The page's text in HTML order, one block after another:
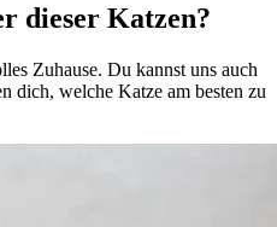
dieser Katzen?
Zuhause. Du kannst uns auch
dich, welche Katze am besten zu